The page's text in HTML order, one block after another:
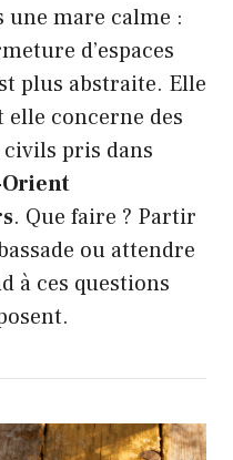
une mare calme :
d’espaces
plus abstraite. Elle
concerne des
pris dans
. Que faire ? Partir
ou attendre
à ces questions